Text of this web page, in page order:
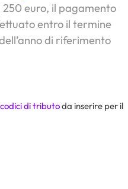
250 euro, il pagamento
entro il termine
di riferimento
codici di tributoda inserire per il